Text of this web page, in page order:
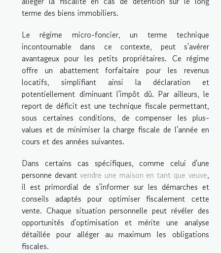
terme des biens immobiliers.
Le régime micro-foncier, un terme technique
incontournable dans ce contexte, peut s'avérer
avantageux pour les petits propriétaires. Ce régime
offre un abattement forfaitaire pour les revenus
locatifs, simplifiant ainsi la déclaration et
potentiellement diminuant l'impôt dû. Par ailleurs, le
report de déficit est une technique fiscale permettant,
sous certaines conditions, de compenser les plus-
values et de minimiser la charge fiscale de l'année en
cours et des années suivantes.
Dans certains cas spécifiques, comme celui d'une
personne devant vendre une maison en tant que veuve,
il est primordial de s'informer sur les démarches et
conseils adaptés pour optimiser fiscalement cette
vente. Chaque situation personnelle peut révéler des
opportunités d'optimisation et mérite une analyse
détaillée pour alléger au maximum les obligations
fiscales.